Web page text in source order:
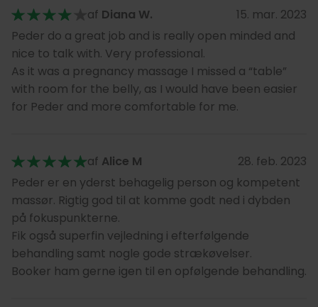
af Diana W.
15. mar. 2023
Peder do a great job and is really open minded and
nice to talk with. Very professional.
As it was a pregnancy massage I missed a “table”
with room for the belly, as I would have been easier
for Peder and more comfortable for me.
af Alice M
28. feb. 2023
Peder er en yderst behagelig person og kompetent
massør. Rigtig god til at komme godt ned i dybden
på fokuspunkterne.
Fik også superfin vejledning i efterfølgende
behandling samt nogle gode strækøvelser.
Booker ham gerne igen til en opfølgende behandling.